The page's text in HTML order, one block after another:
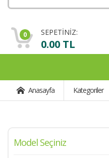
0 SEPETİNİZ:
0.00 TL
Anasayfa
Kategoriler
Model Seçiniz